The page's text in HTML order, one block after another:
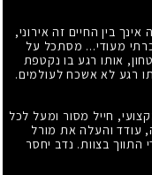
בין החיים זה אירוני,
מעודי... מסתכל על
אותו רגע בו נקטפת
רגע לא אשכח לעולמים.
חייל מסור ומעל לכל
עודד והעלה את מורל
התווך בצוות. נדב יחסר